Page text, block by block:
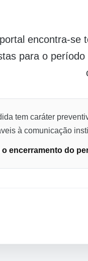
encontra-se
para o
tem caráter
à comunicação
encerramento do